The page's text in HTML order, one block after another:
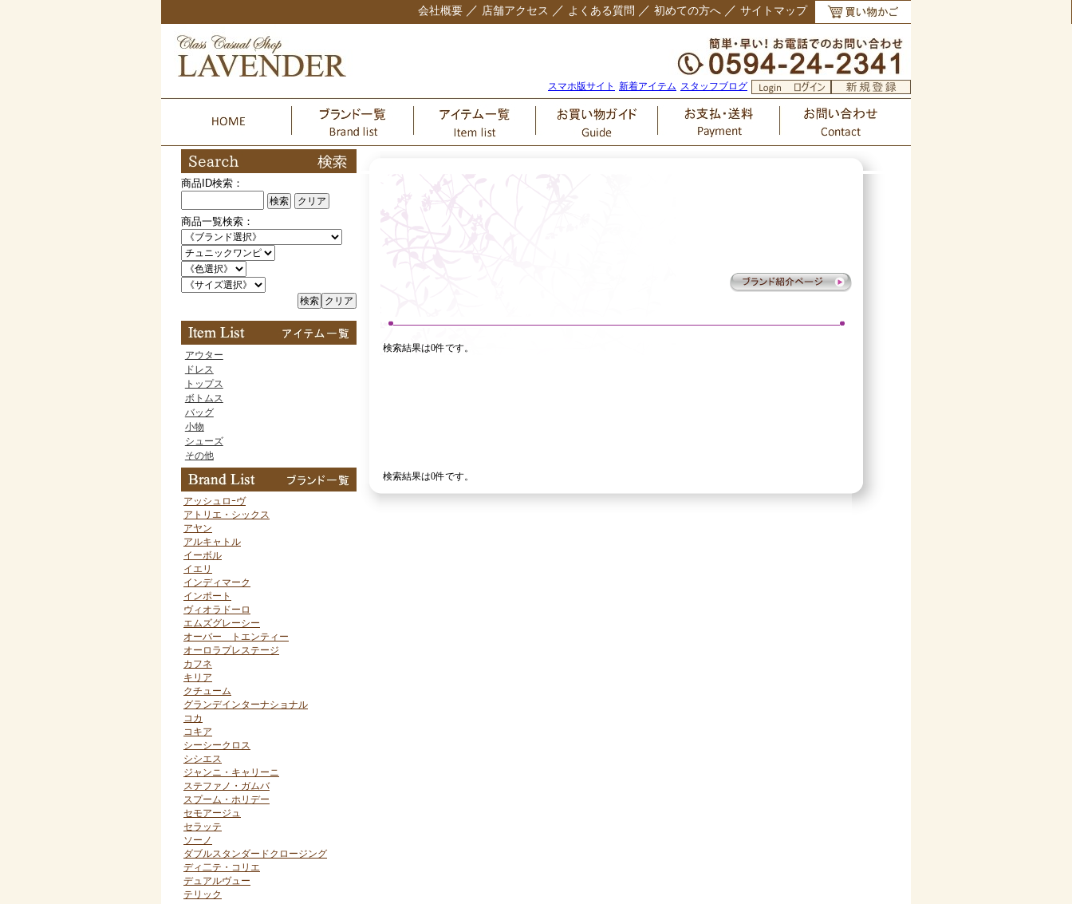
会社概要 ／ 店舗アクセス ／ よくある質問 ／ 初めての方へ ／ サイトマップ
スタッフブログ
新着アイテム
スマホ版サイト
商品ID検索：
検索 クリア
商品一覧検索：
クリア
検索
アウター
ドレス
トップス
ボトムス
バッグ
小物
シューズ
その他
アッシュロｰヴ
アトリエ・シックス
アヤン
アルキャトル
イーボル
イエリ
インディマーク
インポート
ヴィオラドーロ
エムズグレーシー
オーバー トエンティー
オーロラプレステージ
カフネ
キリア
クチューム
グランデインターナショナル
コカ
コキア
シーシークロス
シシエス
ジャンニ・キャリーニ
ステファノ・ガムバ
スプーム・ホリデー
セモアージュ
セラッテ
ソーノ
ダブルスタンダードクロージング
ディ二テ・コリエ
デュアルヴュー
テリック
検索結果は0件です。
検索結果は0件です。